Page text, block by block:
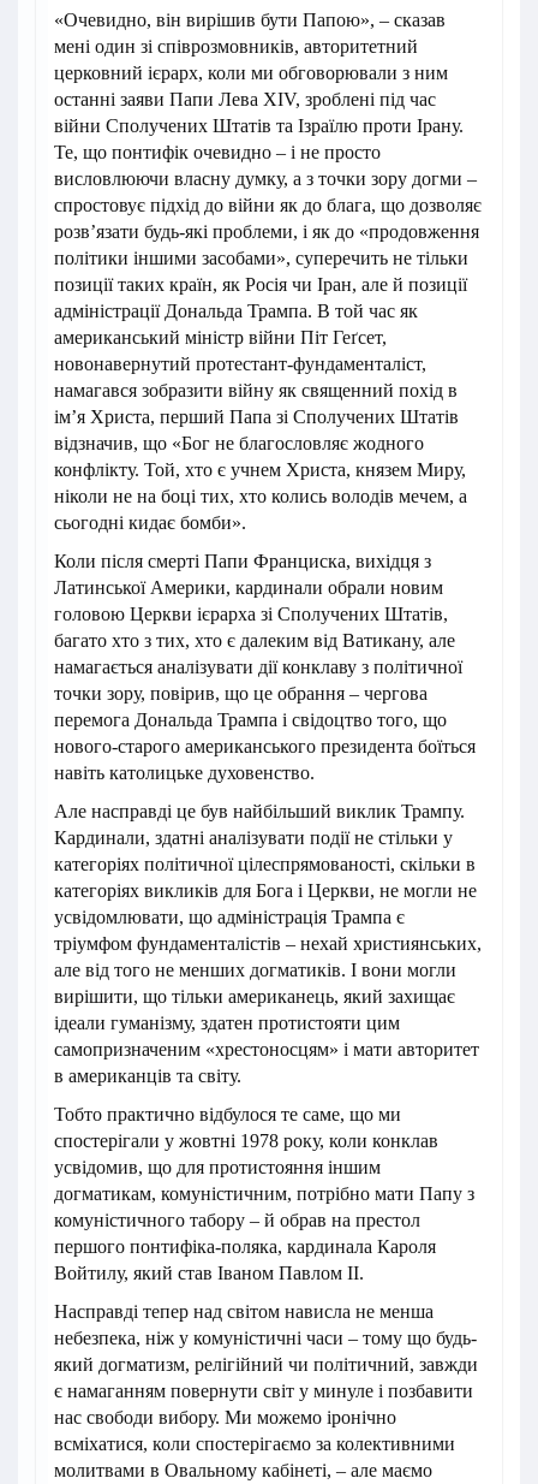
«Очевидно, він вирішив бути Папою», – сказав
мені один зі співрозмовників, авторитетний
церковний ієрарх, коли ми обговорювали з ним
останні заяви Папи Лева ХIV, зроблені під час
війни Сполучених Штатів та Ізраїлю проти Ірану.
Те, що понтифік очевидно – і не просто
висловлюючи власну думку, а з точки зору догми –
спростовує підхід до війни як до блага, що дозволяє
розв’язати будь-які проблеми, і як до «продовження
політики іншими засобами», суперечить не тільки
позиції таких країн, як Росія чи Іран, але й позиції
адміністрації Дональда Трампа. В той час як
американський міністр війни Піт Геґсет,
новонавернутий протестант-фундаменталіст,
намагався зобразити війну як священний похід в
ім’я Христа, перший Папа зі Сполучених Штатів
відзначив, що «Бог не благословляє жодного
конфлікту. Той, хто є учнем Христа, князем Миру,
ніколи не на боці тих, хто колись володів мечем, а
сьогодні кидає бомби».
Коли після смерті Папи Франциска, вихідця з
Латинської Америки, кардинали обрали новим
головою Церкви ієрарха зі Сполучених Штатів,
багато хто з тих, хто є далеким від Ватикану, але
намагається аналізувати дії конклаву з політичної
точки зору, повірив, що це обрання – чергова
перемога Дональда Трампа і свідоцтво того, що
нового-старого американського президента боїться
навіть католицьке духовенство.
Але насправді це був найбільший виклик Трампу.
Кардинали, здатні аналізувати події не стільки у
категоріях політичної цілеспрямованості, скільки в
категоріях викликів для Бога і Церкви, не могли не
усвідомлювати, що адміністрація Трампа є
тріумфом фундаменталістів – нехай християнських,
але від того не менших догматиків. І вони могли
вирішити, що тільки американець, який захищає
ідеали гуманізму, здатен протистояти цим
самопризначеним «хрестоносцям» і мати авторитет
в американців та світу.
Тобто практично відбулося те саме, що ми
спостерігали у жовтні 1978 року, коли конклав
усвідомив, що для протистояння іншим
догматикам, комуністичним, потрібно мати Папу з
комуністичного табору – й обрав на престол
першого понтифіка-поляка, кардинала Кароля
Войтилу, який став Іваном Павлом ІІ.
Насправді тепер над світом нависла не менша
небезпека, ніж у комуністичні часи – тому що будь-
який догматизм, релігійний чи політичний, завжди
є намаганням повернути світ у минуле і позбавити
нас свободи вибору. Ми можемо іронічно
всміхатися, коли спостерігаємо за колективними
молитвами в Овальному кабінеті, – але маємо